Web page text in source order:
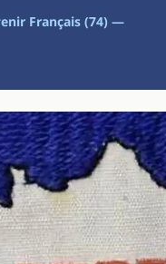
Français (74) —